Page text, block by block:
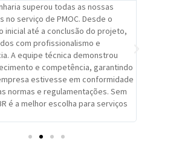
superou todas as nossas
no serviço de PMOC. Desde o
inicial até a conclusão do projeto,
com profissionalismo e
A equipe técnica demonstrou
e competência, garantindo
estivesse em conformidade
normas e regulamentações. Sem
é a melhor escolha para serviços